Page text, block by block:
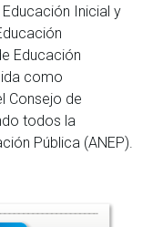
Inicial y
Educación
como
Consejo de
todos la
Pública (ANEP).